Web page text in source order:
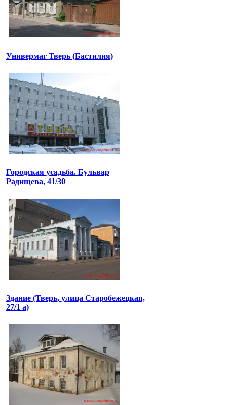
Универмаг Тверь (Бастилия)
Городская усадьба. Бульвар
Радищева, 41/30
Здание (Тверь, улица Старобежецкая,
27/1 а)